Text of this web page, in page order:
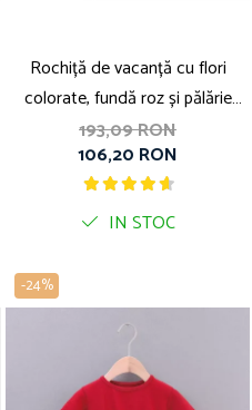
Rochiță de vacanță cu flori
colorate, fundă roz și pălărie
inclusă
193,09 RON
106,20 RON
IN STOC
-24%